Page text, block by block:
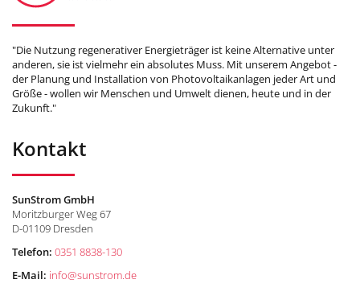
"Die Nutzung regenerativer Energieträger ist keine Alternative unter
anderen, sie ist vielmehr ein absolutes Muss. Mit unserem Angebot -
der Planung und Installation von Photovoltaikanlagen jeder Art und
Größe - wollen wir Menschen und Umwelt dienen, heute und in der
Zukunft."
Kontakt
SunStrom GmbH
Moritzburger Weg 67
D-01109 Dresden
Telefon: 0351 8838-130
E-Mail: info@sunstrom.de